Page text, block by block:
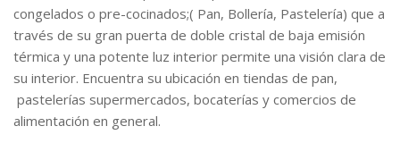
congelados o pre-cocinados;( Pan, Bollería, Pastelería) que a
través de su gran puerta de doble cristal de baja emisión
térmica y una potente luz interior permite una visión clara de
su interior. Encuentra su ubicación en tiendas de pan,
pastelerías supermercados, bocaterías y comercios de
alimentación en general.